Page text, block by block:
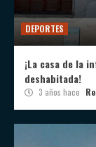
DEPORTES
¡La casa de la
deshabitada!
3 años hace